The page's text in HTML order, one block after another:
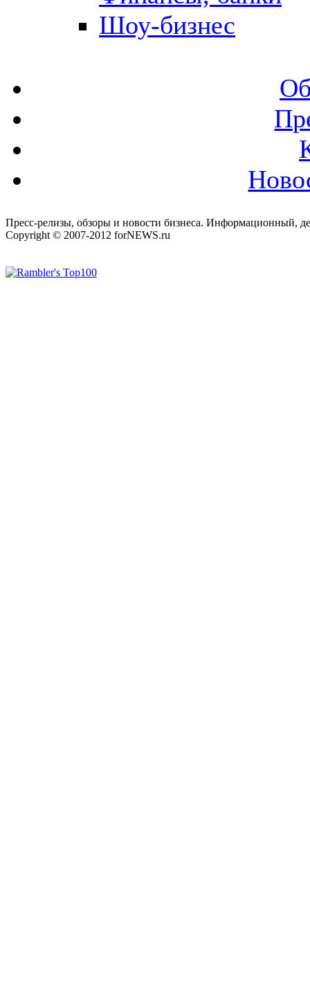
Шоу-бизнес
Пресс-релизы, обзоры и новости бизнеса. Информационный,
Copyright © 2007-2012 forNEWS.ru